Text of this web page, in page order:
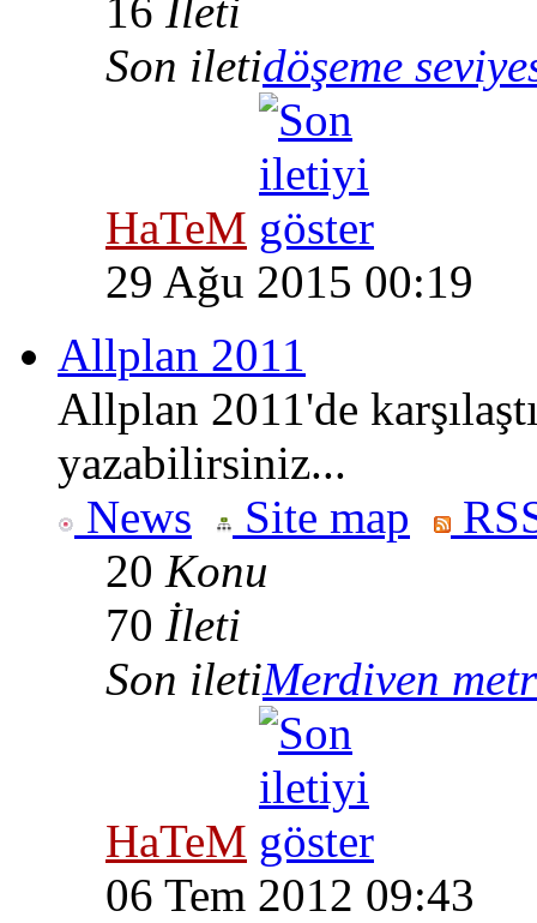
16 İleti
Son iletidöşeme
HaTeM
29 Ağu 2015 00:19
Allplan 2011
Allplan 2011'de
yazabilirsiniz...
News
Site map
20 Konu
70 İleti
Son iletiMerdiven
HaTeM
06 Tem 2012 09:43